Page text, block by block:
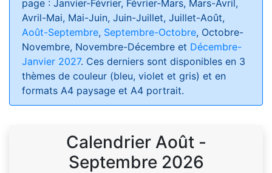
page : Janvier-Février, Février-Mars, Mars-Avril,
Avril-Mai, Mai-Juin, Juin-Juillet, Juillet-Août,
Août-Septembre, Septembre-Octobre, Octobre-
Novembre, Novembre-Décembre et Décembre-
Janvier 2027. Ces derniers sont disponibles en 3
thèmes de couleur (bleu, violet et gris) et en
formats A4 paysage et A4 portrait.
Calendrier Août -
Septembre 2026